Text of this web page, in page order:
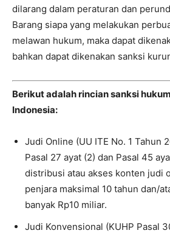
dilarang dalam peraturan dan
Barang siapa yang melakukan
melawan hukum, maka dapat
bahkan dapat dikenakan sanksi
Berikut adalah rincian sanksi
Indonesia:
Judi Online (UU ITE No. 1 Tahun
Pasal 27 ayat (2) dan Pasal 45
distribusi atau akses konten judi
penjara maksimal 10 tahun dan/
banyak Rp10 miliar.
Judi Konvensional (KUHP Pasal